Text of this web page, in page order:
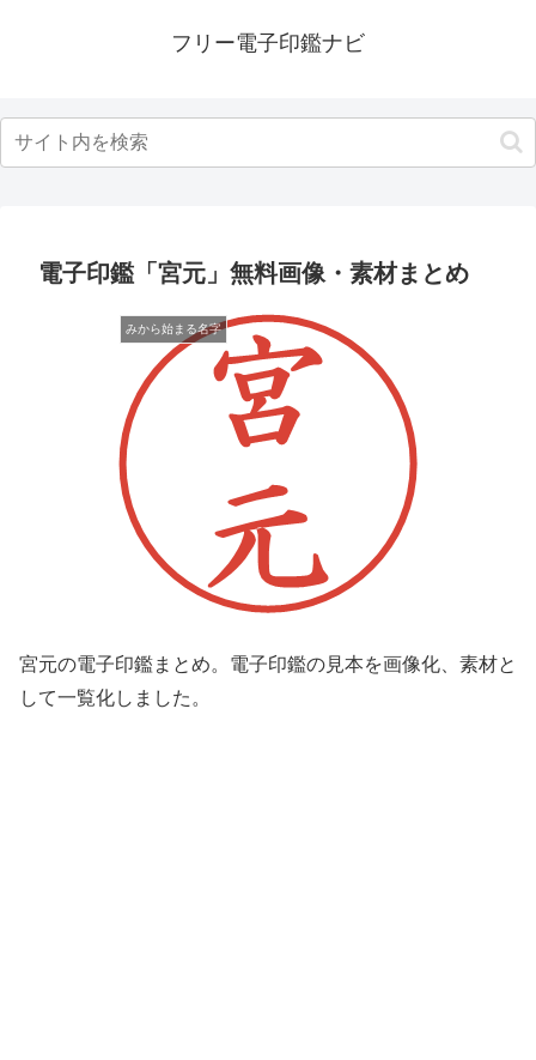
フリー電子印鑑ナビ
電子印鑑「宮元」無料画像・素材まとめ
みから始まる名字
宮元の電子印鑑まとめ。電子印鑑の見本を画像化、素材と
して一覧化しました。